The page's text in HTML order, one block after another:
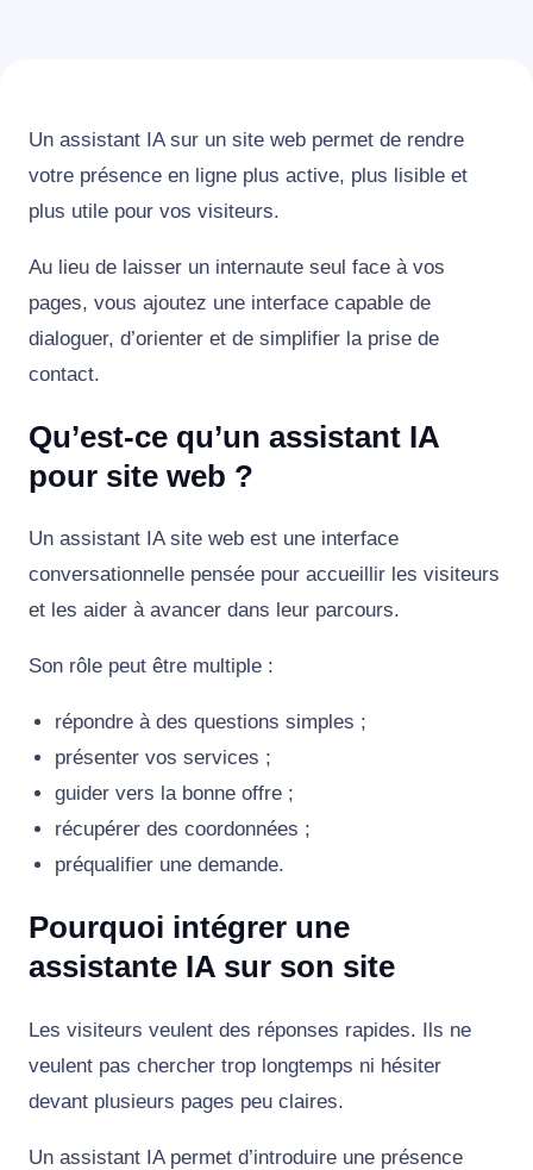
Un assistant IA sur un site web permet de rendre
votre présence en ligne plus active, plus lisible et
plus utile pour vos visiteurs.
Au lieu de laisser un internaute seul face à vos
pages, vous ajoutez une interface capable de
dialoguer, d’orienter et de simplifier la prise de
contact.
Qu’est-ce qu’un assistant IA
pour site web ?
Un assistant IA site web est une interface
conversationnelle pensée pour accueillir les visiteurs
et les aider à avancer dans leur parcours.
Son rôle peut être multiple :
répondre à des questions simples ;
présenter vos services ;
guider vers la bonne offre ;
récupérer des coordonnées ;
préqualifier une demande.
Pourquoi intégrer une
assistante IA sur son site
Les visiteurs veulent des réponses rapides. Ils ne
veulent pas chercher trop longtemps ni hésiter
devant plusieurs pages peu claires.
Un assistant IA permet d’introduire une présence